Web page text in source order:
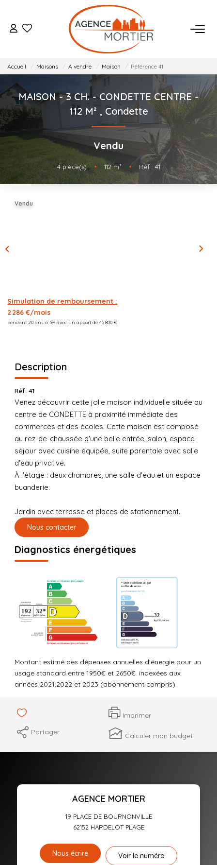
ACHETER
ESTIMER
BIENS VENDUS
NOTRE AGENCE
Qui Sommes Nous
Notre Équipe
Accueil Maisons A vendre Maison Référence 41
MAISON - 3 CH. - CONDETTE CENTRE -
112 M² , Condette
Vendu
4pièce(s) • 112m² • Réf : 41
Vendu
Simulation de remboursement :
2 286 €/mois
pendant 20 ans à 3% avec un apport de 45 800 €
Description
Réf : 41
Venez découvrir cette jolie maison individuelle située au
centre de CONDETTE à proximité immédiate des
commerces et des écoles. Cette maison est composé
au rez-de-chaussée d'une belle entrée, salon, espace
séjour avec cuisine équipée, suite parentale avec salle
d'eau privative.
À l'étage : deux chambres, une salle d'eau et un espace
buanderie.
Jardin avec terrasse et places de stationnement.
Nous contacter
Diagnostics énergétiques
Montant estimé des dépenses annuelles d'énergie pour un
usage standard entre 1950€ et 2650€. indexées aux
années 2021,2022 et 2023 (abonnement compris).
Imprimer
Partager
Calculer mon budget
AGENCE MORTIER
19 PLACE DE BOURNONVILLE
62152 HARDELOT PLAGE
Nous écrire Voir le numéro